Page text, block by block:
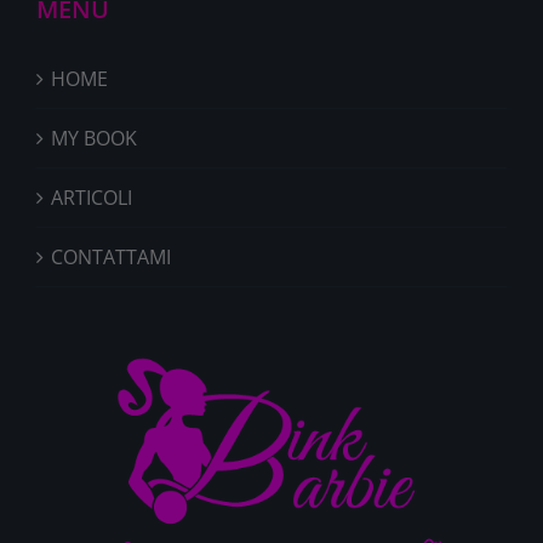
MENÙ
HOME
MY BOOK
ARTICOLI
CONTATTAMI